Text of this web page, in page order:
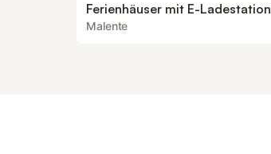
Ferienhäuser mit E-Ladestation
Malente